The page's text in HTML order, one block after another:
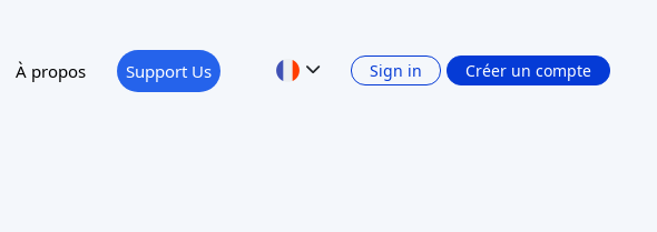
À propos Support Us Sign in Créer un compte